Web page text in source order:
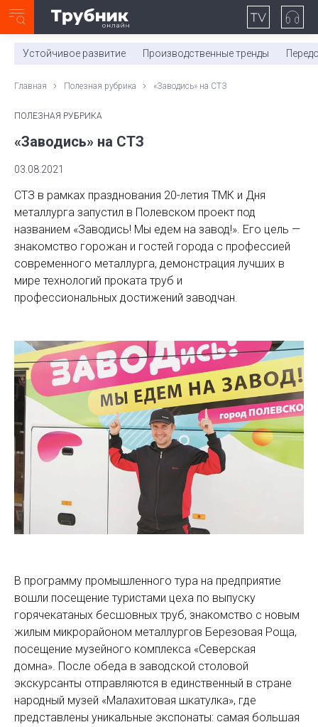
0:00/ 11:03
Устойчивое развитие Производственные тренды
Главная Полезная рубрика «Заводись» на СТЗ
ПОЛЕЗНАЯ РУБРИКА
«Заводись» на СТЗ
03.08.2021
СТЗ в рамках празднования 20-летия ТМК и Дня
металлурга запустил в Полевском проект под
названием «Заводись! Мы едем на завод!». Его цель —
знакомство горожан и гостей города с профессией
современного металлурга, демонстрация лучших в
мире технологий проката труб и
профессиональных достижений заводчан.
В программу промышленного тура на предприятие
вошли посещение туристами цеха по выпуску
горячекатаных бесшовных труб, знакомство с новым
жилым микрорайоном металлургов Березовая Роща,
посещение музейного комплекса «Северская
домна». После обеда в заводской столовой
экскурсанты отправляются в единственный в стране
народный музей «Малахитовая шкатулка», где
представлены уникальные экспонаты: самая большая